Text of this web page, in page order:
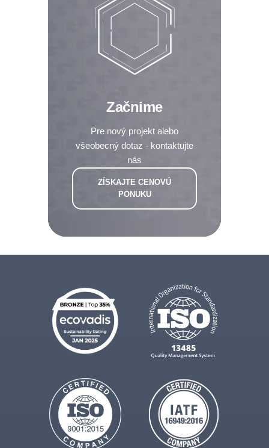
Začnime
Pre nový projekt alebo
všeobecný dotaz - kontaktujte
nás
ZÍSKAJTE CENOVÚ
PONUKU